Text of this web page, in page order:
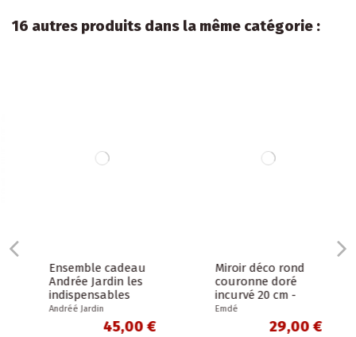
16 autres produits dans la même catégorie :
Ensemble cadeau
Andrée Jardin les
indispensables
pour la Maison -
Made in France
Andréé Jardin
45,00 €
Miroir déco rond
couronne doré
incurvé 20 cm -
Décoratif et
Emdé
29,00 €